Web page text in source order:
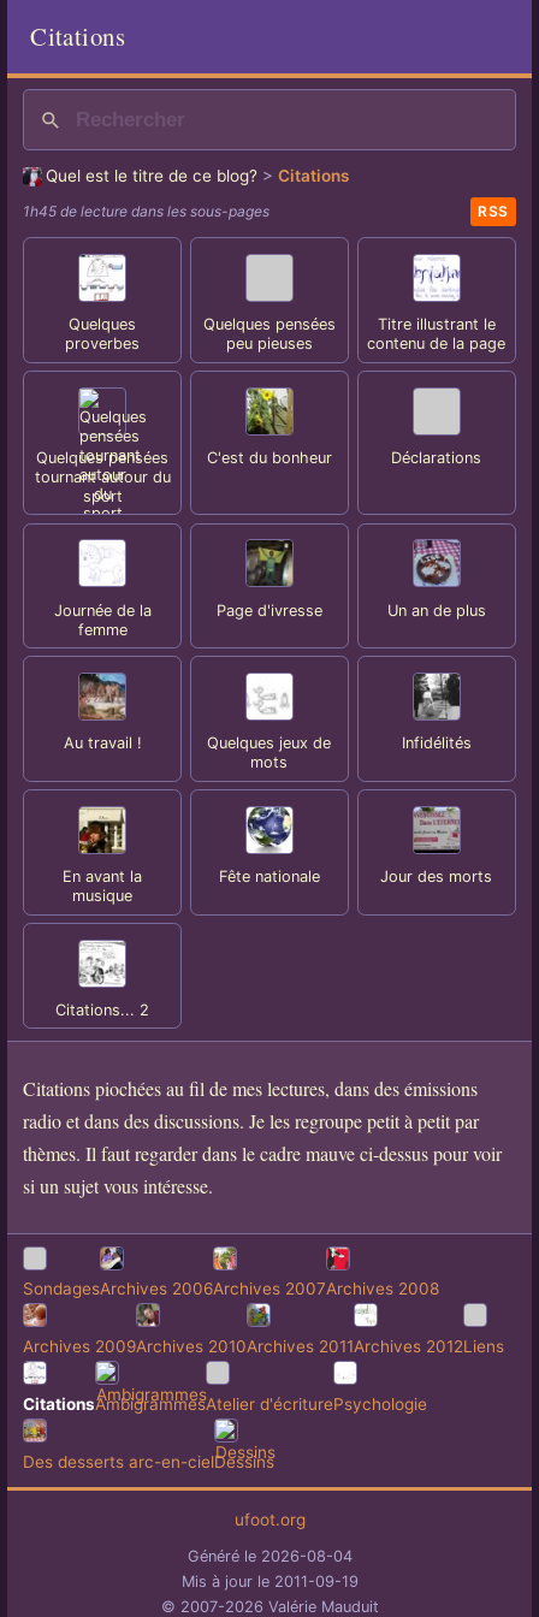
Citations
Quel est le titre de ce blog?> Citations
1h45 de lecture dans les sous-pages RSS
Quelques
proverbes
Quelques pensées
peu pieuses
Titre illustrant le
contenu de la page
Quelques pensées
tournant autour du
sport
C'est du bonheur Déclarations
Journée de la
femme
Page d'ivresse Un an de plus
Au travail !
Quelques jeux de
mots
Infidélités
En avant la
musique
Fête nationale Jour des morts
Citations... 2
Citations piochées au fil de mes lectures, dans des émissions
radio et dans des discussions. Je les regroupe petit à petit par
thèmes. Il faut regarder dans le cadre mauve ci-dessus pour voir
si un sujet vous intéresse.
SondagesArchives 2006Archives 2007Archives 2008
Archives 2009Archives 2010Archives 2011Archives 2012Liens
CitationsAmbigrammesAtelier d'écriturePsychologie
Des desserts arc-en-cielDessins
ufoot.org
Généré le 2026-08-04
Mis à jour le 2011-09-19
© 2007-2026 Valérie Mauduit